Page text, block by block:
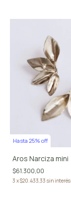
Hasta 25% off
Aros Narciza mini
$61.300,00
3 x$20.433,33 sin interés